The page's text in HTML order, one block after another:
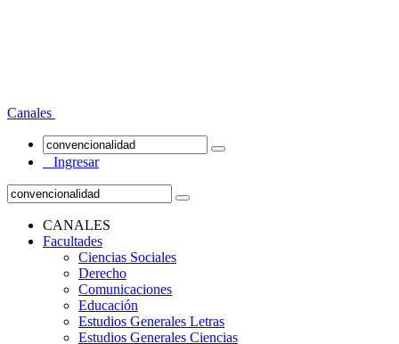
Canales
Ingresar
CANALES
Facultades
Ciencias Sociales
Derecho
Comunicaciones
Educación
Estudios Generales Letras
Estudios Generales Ciencias